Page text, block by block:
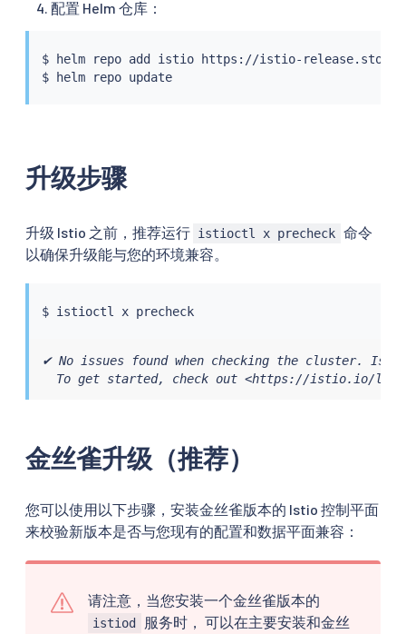
配置 Helm 仓库：
$ helm repo add istio https://istio-
$
helm repo update
升级步骤
升级 Istio 之前，推荐运行 istioctl x precheck 命令
以确保升级能与您的环境兼容。
$ istioctl x precheck
✔ No issues found when checking the cluster.
To get started, check out <https://istio.io/
金丝雀升级（推荐）
您可以使用以下步骤，安装金丝雀版本的 Istio 控制平面
来校验新版本是否与您现有的配置和数据平面兼容：
请注意，当您安装一个金丝雀版本的
istiod
服务时， 可以在主要安装和金丝